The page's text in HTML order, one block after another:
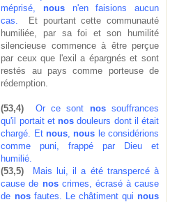
méprisé,nous n'en faisions aucun
cas.
Et pourtant cette communauté
humiliée, par sa foi et son humilité
silencieuse commence à être perçue
par ceux que l'exil a épargnés et sont
restés au pays comme porteuse de
rédemption.
(53,4) Or ce sont nossouffrances
qu'il portait etnos douleurs dont il était
chargé. Etnous,nous le considérions
comme puni, frappé par Dieu et
humilié.
(53,5) Mais lui, il a été transpercé à
cause de noscrimes, écrasé à cause
de nosfautes. Le châtiment qui nous